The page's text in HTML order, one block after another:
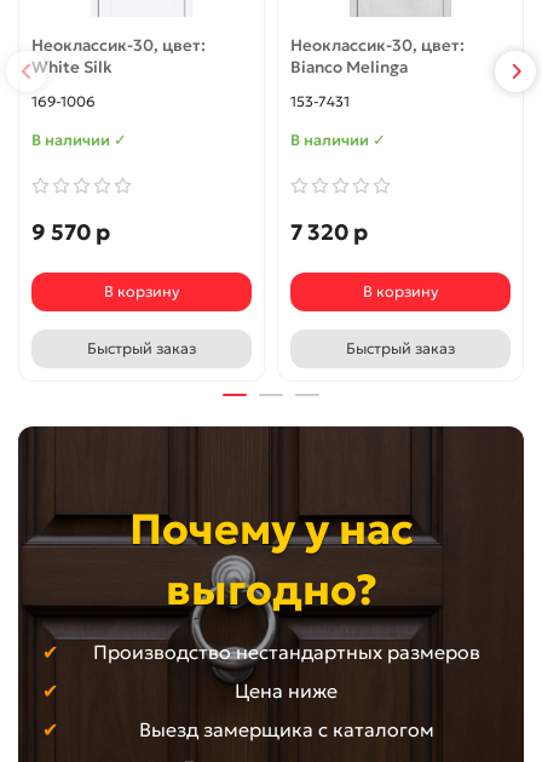
Неоклассик-30, цвет:
White Silk
169-1006
В наличии ✓
9 570 р
В корзину
Быстрый заказ
Неоклассик-30, цвет:
Bianco Melinga
153-7431
В наличии ✓
7 320 р
В корзину
Быстрый заказ
Почему у нас
выгодно?
Производство нестандартных размеров
Цена ниже
Выезд замерщика с каталогом